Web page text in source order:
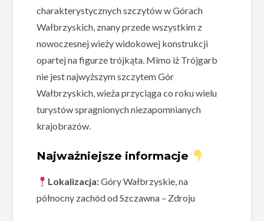
charakterystycznych szczytów w Górach
Wałbrzyskich, znany przede wszystkim z
nowoczesnej wieży widokowej konstrukcji
opartej na figurze trójkąta. Mimo iż Trójgarb
nie jest najwyższym szczytem Gór
Wałbrzyskich, wieża przyciąga co roku wielu
turystów spragnionych niezapomnianych
krajobrazów.
Najważniejsze informacje
Lokalizacja:Góry Wałbrzyskie, na
północny zachód od Szczawna – Zdroju